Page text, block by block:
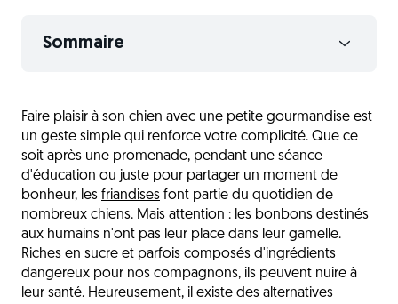
Sommaire
Les bonbons pour chien Japhy
Les ingrédients à privilégier dans les bonbons
Choisir un bonbon pour chien
5 recettes de bonbons à faire à la maison
Une gourmandise responsable
L'avis du vétérinaire
Faire plaisir à son chien avec une petite gourmandise est
un geste simple qui renforce votre complicité. Que ce
soit après une promenade, pendant une séance
d'éducation ou juste pour partager un moment de
bonheur, les friandises font partie du quotidien de
nombreux chiens. Mais attention : les bonbons destinés
aux humains n'ont pas leur place dans leur gamelle.
Riches en sucre et parfois composés d'ingrédients
dangereux pour nos compagnons, ils peuvent nuire à
leur santé. Heureusement, il existe des alternatives